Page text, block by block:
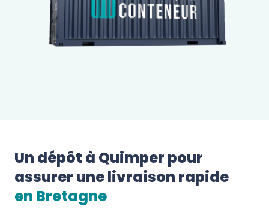
Un dépôt à Quimper pour
assurer une livraison rapide
en Bretagne